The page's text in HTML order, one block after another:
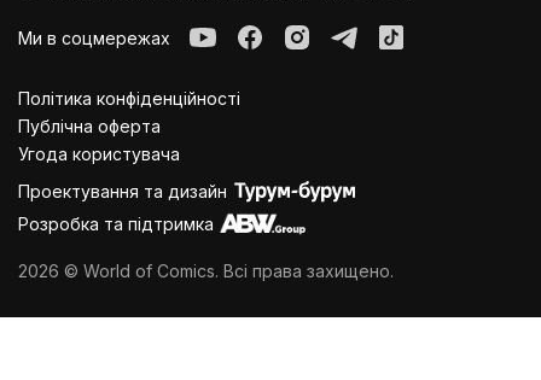
Ми в соцмережах
Політика конфіденційності
Публiчна оферта
Угода користувача
Проектування та дизайн
Розробка та підтримка
2026 © World of Comics. Всі права захищено.